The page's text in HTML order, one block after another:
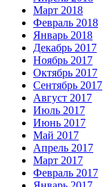
Март 2018
Февраль 2018
Январь 2018
Декабрь 2017
Ноябрь 2017
Октябрь 2017
Сентябрь 2017
Август 2017
Июль 2017
Июнь 2017
Май 2017
Апрель 2017
Март 2017
Февраль 2017